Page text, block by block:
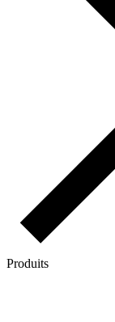
Produits